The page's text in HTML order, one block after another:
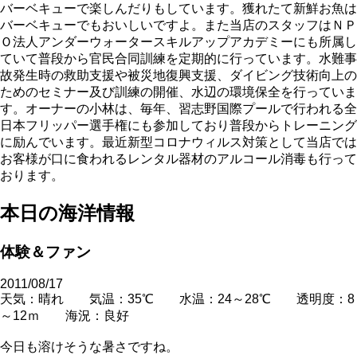
バーベキューで楽しんだりもしています。獲れたて新鮮お魚は
バーベキューでもおいしいですよ。また当店のスタッフはＮＰ
Ｏ法人アンダーウォータースキルアップアカデミーにも所属し
ていて普段から官民合同訓練を定期的に行っています。水難事
故発生時の救助支援や被災地復興支援、ダイビング技術向上の
ためのセミナー及び訓練の開催、水辺の環境保全を行っていま
す。オーナーの小林は、毎年、習志野国際プールで行われる全
日本フリッパー選手権にも参加しており普段からトレーニング
に励んでいます。最近新型コロナウィルス対策として当店では
お客様が口に食われるレンタル器材のアルコール消毒も行って
おります。
本日の海洋情報
体験＆ファン
2011/08/17
天気：晴れ 気温：35℃ 水温：24～28℃ 透明度：8
～12ｍ 海況：良好
今日も溶けそうな暑さですね。